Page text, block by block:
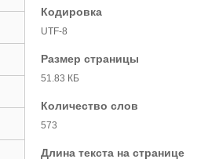
Кодировка
UTF-8
Размер страницы
51.83 КБ
Количество слов
573
Длина текста на странице